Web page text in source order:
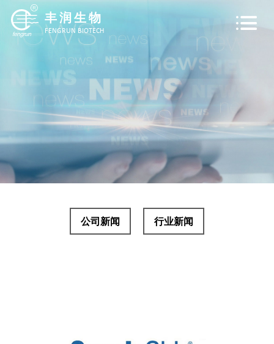
丰润生物
FENGRUN BIOTECH
关于我们
公司新闻 行业新闻